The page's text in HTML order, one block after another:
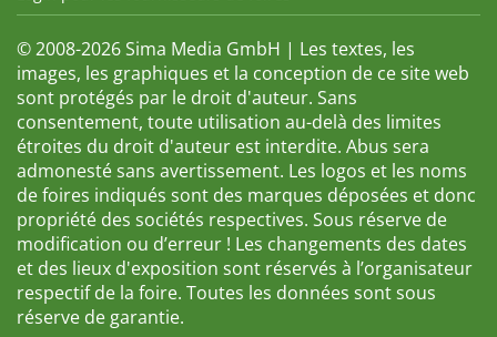
© 2008-2026 Sima Media GmbH | Les textes, les
images, les graphiques et la conception de ce site web
sont protégés par le droit d'auteur. Sans
consentement, toute utilisation au-delà des limites
étroites du droit d'auteur est interdite. Abus sera
admonesté sans avertissement. Les logos et les noms
de foires indiqués sont des marques déposées et donc
propriété des sociétés respectives. Sous réserve de
modification ou d’erreur ! Les changements des dates
et des lieux d'exposition sont réservés à l’organisateur
respectif de la foire. Toutes les données sont sous
réserve de garantie.